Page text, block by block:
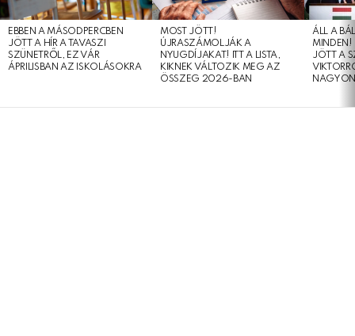
EBBEN A MÁSODPERCBEN
JÖTT A HÍR A TAVASZI
SZÜNETRŐL, EZ VÁR
ÁPRILISBAN AZ ISKOLÁSOKRA
MOST JÖTT!
ÚJRASZÁMOLJÁK A
NYUGDÍJAKAT! ITT A LISTA,
KIKNEK VÁLTOZIK MEG AZ
ÖSSZEG 2026-BAN
ÁLL A
MINDEN!
JÖTT A